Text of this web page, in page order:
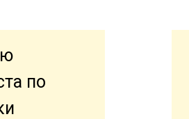
по